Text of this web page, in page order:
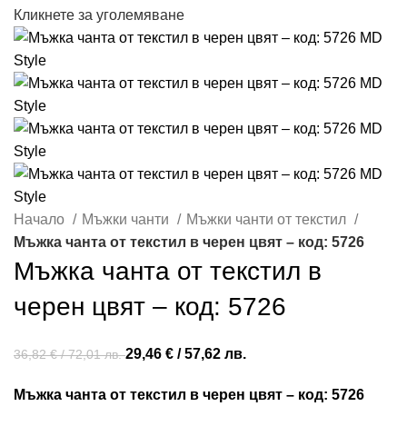
Кликнете за уголемяване
Начало Мъжки чанти
Мъжки чанти от текстил
Мъжка чанта от текстил в черен цвят – код: 5726
Мъжка чанта от текстил в
черен цвят – код: 5726
36,82€/ 72,01 лв.29,46 € / 57,62 лв.
Мъжка чанта от текстил в черен цвят – код: 5726